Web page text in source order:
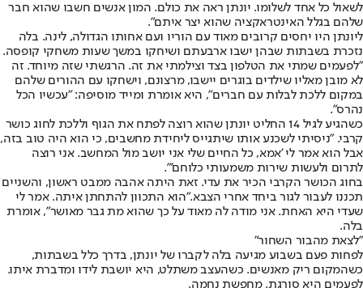
לשאול כל אחד לשלומו. יונתן ראה את כולם. המון אנשים חשבו שהוא חבר
שלהם בגלל האינטראקציה שהוא יצר איתם".
ליונתן היו יחסים קרובים מאוד עם הוריו ועם אחותו הגדולה, לינה. בלה
נזכרת בשבתות שבהן ישבו ארבעתם ושיחקו במשך שעות משחקי קופסה.
"לפעמים שמתי את הטלפון בצד וצילמתי את זה. הרגשתי שזה מיוחד. זה
לא מובן מאליו שילדים בוגרים יישבו, מרצונם, וישחקו עם ההורים שלהם
במקום ללכת לבלות עם חברים", היא אומרת ומייד מוסיפה: "עכשיו הכל
נהרס".
כשהגיע לגיל 14 החליט יונתן שהוא רוצה לפתח את הגוף וללכת לחוג כושר
קרבי. "ניסיתי לשכנע אותו שיתגייס ליחידת מחשבים, כי הוא היה טוב בזה,
אבל הוא אמר לי 'אמא, כל החיים שלי אני יושב מול המחשב. אני רוצה
לתרום ולעשות שירות משמעותי כלוחם'".
בחוג הכושר הקרבי הכיר את עדי. זאת היתה אהבה ממבט ראשון, והשניים
תכננו לעבור לגור ביחד אחרי הצבא."הוא התכוון להתחתן איתה. אמר לי
שעדי היא האחת. אני מודה לה מאוד על כך שהוא מת גבר מאושר", אומרת
בלה.
"לצאת מהבור השחור"
לפחות פעם בשבוע מגיעה בלה לקברו של יונתן, בדרך כלל בשבתות,
כשהמקום ריק מאנשים. כשהעצב משתלט, היא יושבת לידו ומדברת איתו.
לפעמים היא סורגת. מחפשת נחמה.